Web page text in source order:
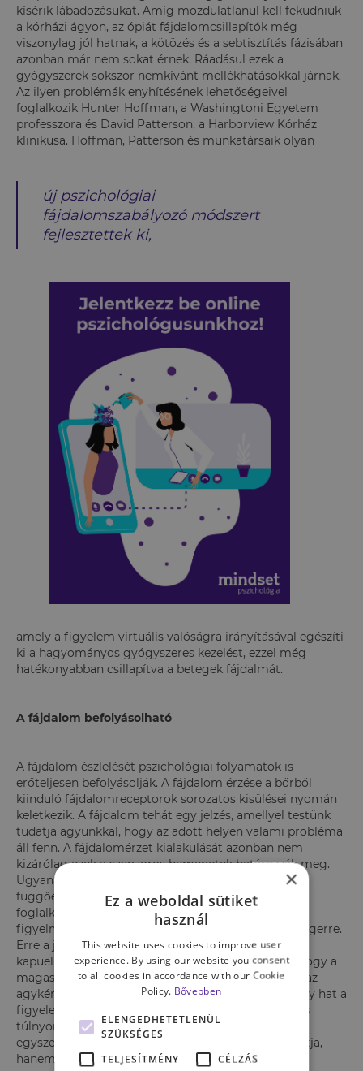
kísérik lábadozásukat. Amíg mozdulatlanul kell feküdniük
a kórházi ágyon, az ópiát fájdalomcsillapítók még
viszonylag jól hatnak, a kötözés és a sebtisztítás fázisában
azonban már nem sokat érnek. Ráadásul ezek a
gyógyszerek sokszor nemkívánt mellékhatásokkal járnak.
Az ilyen problémák enyhítésének lehetőségeivel
foglalkozik Hunter Hoffman, a Washingtoni Egyetem
professzora és David Patterson, a Harborview Kórház
klinikusa. Hoffman, Patterson és munkatársaik olyan
új pszichológiai
fájdalomszabályozó módszert
fejlesztettek ki,
amely a figyelem virtuális valóságra irányításával egészíti
ki a hagyományos gyógyszeres kezelést, ezzel még
hatékonyabban csillapítva a betegek fájdalmát.
A fájdalom befolyásolható
A fájdalom észlelését pszichológiai folyamatok is
erőteljesen befolyásolják. A fájdalom érzése a bőrből
kiinduló fájdalomreceptorok sorozatos kisülései nyomán
keletkezik. A fájdalom tehát egy jelzés, amellyel testünk
tudatja agyunkkal, hogy az adott helyen valami probléma
áll fenn. A fájdalomérzet kialakulását azonban nem
kizárólag ezek a szenzoros bemenetek határozzák meg.
Ugyanaz a bejövő fájdalom más érzetet kelt, attól
függően, hogy a páciens mit gondol róla, mivel
foglalkozik még a fájdalominger megélése közben,
figyelmének mekkora része irányul a kellemetlen ingerre.
Erre a jelenségre adhat magyarázatot a fájdalom
kapuelmélete. Ez az elmélet azt fogalmazza meg, hogy a
magasabb szintű mentális folyamatok gátolhatják az
agykéregből a gerincvelőbe futó fájdalomjeleket. Így hat a
figyelem komplex elterelése is. A figyelmi kapacitás
túlnyomó részének máshová irányítása tehát nem
egyszerűen a fájdalmas inger értelmezését módosítja,
hanem
×
Ez a weboldal sütiket
használ
This website uses cookies to improve user
experience. By using our website you consent
to all cookies in accordance with our Cookie
Policy. Bővebben
ELENGEDHETETLENÜL
SZÜKSÉGES
TELJESÍTMÉNY
CÉLZÁS